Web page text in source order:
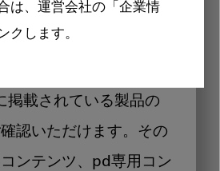
は、運営会社の「企業情
クします。
格も閲覧可能
掲載されている製品の
認いただけます。その
ンテンツ、pd専用コン